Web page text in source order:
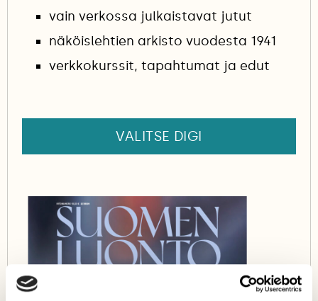
vain verkossa julkaistavat jutut
näköislehtien arkisto vuodesta 1941
verkkokurssit, tapahtumat ja edut
VALITSE DIGI